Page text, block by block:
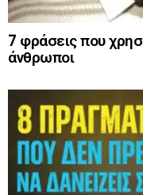
7 φράσεις που
άνθρωποι